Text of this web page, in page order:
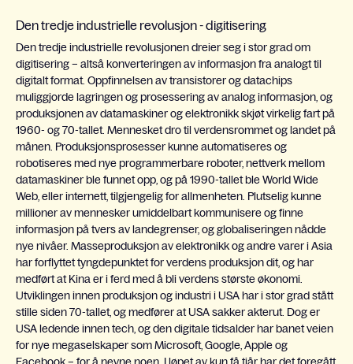
Den tredje industrielle revolusjon - digitisering
Den tredje industrielle revolusjonen dreier seg i stor grad om
digitisering – altså konverteringen av informasjon fra analogt til
digitalt format. Oppfinnelsen av transistorer og datachips
muliggjorde lagringen og prosessering av analog informasjon, og
produksjonen av datamaskiner og elektronikk skjøt virkelig fart på
1960- og 70-tallet. Mennesket dro til verdensrommet og landet på
månen. Produksjonsprosesser kunne automatiseres og
robotiseres med nye programmerbare roboter, nettverk mellom
datamaskiner ble funnet opp, og på 1990-tallet ble World Wide
Web, eller internett, tilgjengelig for allmenheten. Plutselig kunne
millioner av mennesker umiddelbart kommunisere og finne
informasjon på tvers av landegrenser, og globaliseringen nådde
nye nivåer. Masseproduksjon av elektronikk og andre varer i Asia
har forflyttet tyngdepunktet for verdens produksjon dit, og har
medført at Kina er i ferd med å bli verdens største økonomi.
Utviklingen innen produksjon og industri i USA har i stor grad stått
stille siden 70-tallet, og medfører at USA sakker akterut. Dog er
USA ledende innen tech, og den digitale tidsalder har banet veien
for nye megaselskaper som Microsoft, Google, Apple og